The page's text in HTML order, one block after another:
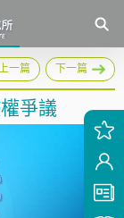
一篇 下一篇
爭議